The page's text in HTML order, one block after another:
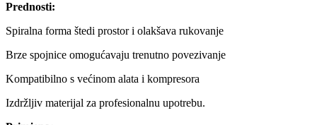
Prednosti:
Spiralna forma štedi prostor i olakšava rukovanje
Brze spojnice omogućavaju trenutno povezivanje
Kompatibilno s većinom alata i kompresora
Izdržljiv materijal za profesionalnu upotrebu.